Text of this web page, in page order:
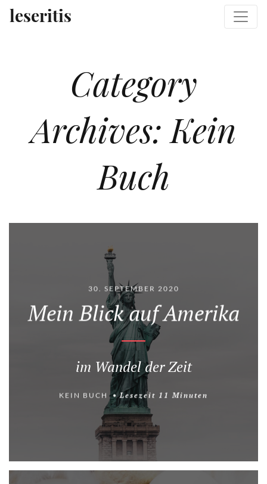
Hauptmenü
Zum Inhalt wechseln
Zum sekundären Inhalt wechseln
leseritis
Category
Archives:Kein
Buch
30. SEPTEMBER 2020
Mein Blick auf Amerika
im Wandel der Zeit
KEIN BUCH Lesezeit 11 Minuten